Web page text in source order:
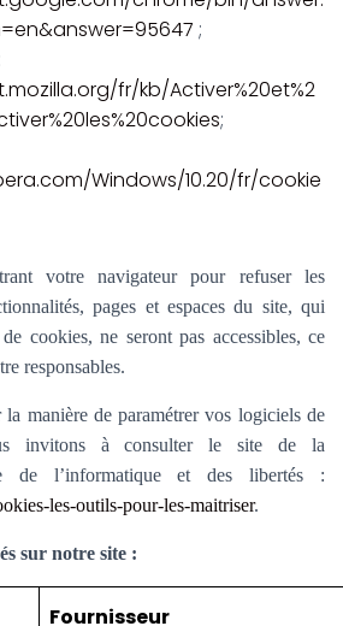
;
fr/kb/Activer%20et%2
;
Windows/10.20/fr/cookie
votre navigateur pour refuser les
pages et espaces du site, qui
cookies, ne seront pas accessibles, ce
responsables.
manière de paramétrer vos logiciels de
invitons à consulter le site de la
de l’informatique et des libertés :
les-outils-pour-les-maitriser.
sur notre site :
Fournisseur